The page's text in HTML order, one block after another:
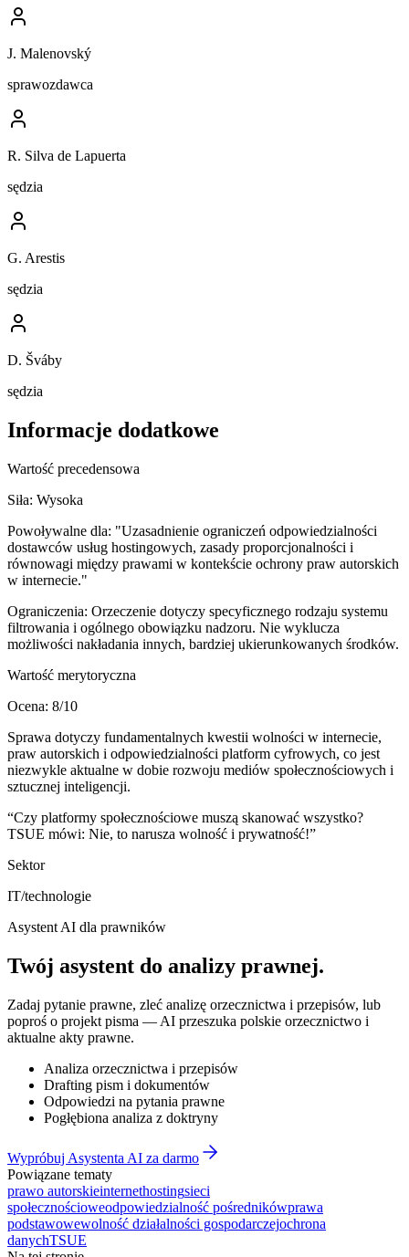
J. Malenovský
sprawozdawca
R. Silva de Lapuerta
sędzia
G. Arestis
sędzia
D. Šváby
sędzia
Informacje dodatkowe
Wartość precedensowa
Siła: Wysoka
Powoływalne dla: "Uzasadnienie ograniczeń odpowiedzialności
dostawców usług hostingowych, zasady proporcjonalności i
równowagi między prawami w kontekście ochrony praw autorskich
w internecie."
Ograniczenia: Orzeczenie dotyczy specyficznego rodzaju systemu
filtrowania i ogólnego obowiązku nadzoru. Nie wyklucza
możliwości nakładania innych, bardziej ukierunkowanych środków.
Wartość merytoryczna
Ocena: 8/10
Sprawa dotyczy fundamentalnych kwestii wolności w internecie,
praw autorskich i odpowiedzialności platform cyfrowych, co jest
niezwykle aktualne w dobie rozwoju mediów społecznościowych i
sztucznej inteligencji.
“Czy platformy społecznościowe muszą skanować wszystko?
TSUE mówi: Nie, to narusza wolność i prywatność!”
Sektor
IT/technologie
Asystent AI dla prawników
Twój asystent do analizy prawnej.
Zadaj pytanie prawne, zleć analizę orzecznictwa i przepisów, lub
poproś o projekt pisma — AI przeszuka polskie orzecznictwo i
aktualne akty prawne.
Analiza orzecznictwa i przepisów
Drafting pism i dokumentów
Odpowiedzi na pytania prawne
Pogłębiona analiza z doktryny
Wypróbuj Asystenta AI za darmo
Powiązane tematy
prawo autorskieinternethostingsieci
społecznościoweodpowiedzialność pośrednikówprawa
podstawowewolność działalności gospodarczejochrona
danychTSUE